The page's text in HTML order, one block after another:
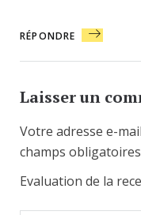
RÉPONDRE
Laisser un
Votre adresse e-
champs
Evaluation de la